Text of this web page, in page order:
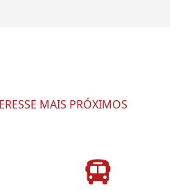
MAIS PRÓXIMOS